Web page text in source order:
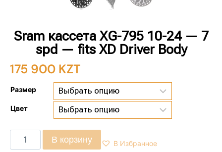
Sram кассета XG-795 10-24 — 7
spd — fits XD Driver Body
175 900 KZT
Размер
Цвет
В корзину В Избранное